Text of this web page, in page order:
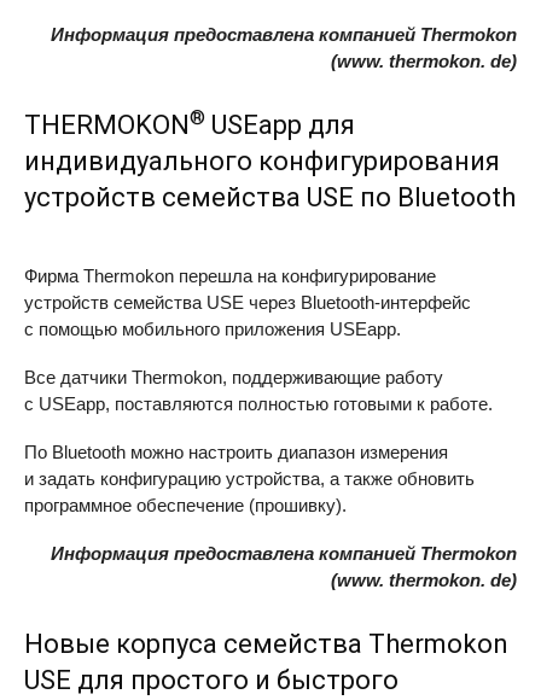
Информация предоставлена компанией Thermokon
(www. thermokon. de)
THERMOKON® USEapp для
индивидуального конфигурирования
устройств семейства USE по Bluetooth
Фирма Thermokon перешла на конфигурирование
устройств семейства USE через Bluetooth-интерфейс
с помощью мобильного приложения USEapp.
Все датчики Thermokon, поддерживающие работу
с USEapp, поставляются полностью готовыми к работе.
По Bluetooth можно настроить диапазон измерения
и задать конфигурацию устройства, а также обновить
программное обеспечение (прошивку).
Информация предоставлена компанией Thermokon
(www. thermokon. de)
Новые корпуса семейства Thermokon
USE для простого и быстрого